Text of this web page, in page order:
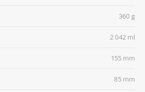
360 g
2 042 ml
155 mm
85 mm